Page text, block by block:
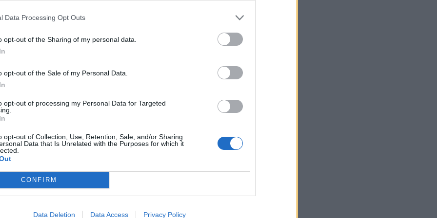
Data Processing Opt Outs
opt-out of the Sharing of my personal data.
opt-out of the Sale of my Personal Data.
opt-out of processing my Personal Data for Targeted
opt-out of Collection, Use, Retention, Sale, and/or Sharing
Data that Is Unrelated with the Purposes for which it
CONFIRM
Data Deletion Data Access Privacy Policy
dhe mbi të gjitha, kujdes për fjalët që përdorni.
gjallë mekanizmat bazikë “të urisë” dhe frikës se nuk do të
“të pëlqeu” “çfarë shije kishte”, vihen në punë
shmangen strukturat psikoemocionale të mbijetesës”,